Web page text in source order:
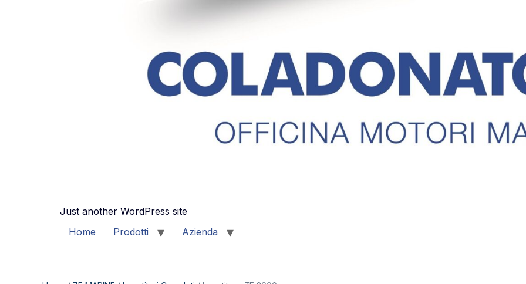
Just another WordPress site
Home
Prodotti Azienda